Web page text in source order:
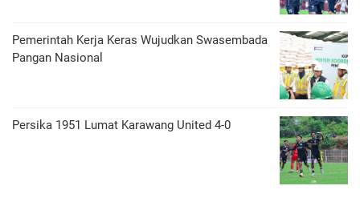
Pemerintah Kerja Keras Wujudkan Swasembada
Pangan Nasional
Persika 1951 Lumat Karawang United 4-0